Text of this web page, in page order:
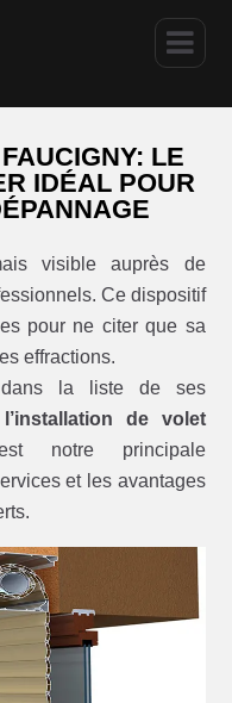
LE
IDÉAL POUR
visible auprès de
Ce dispositif
pour ne citer que sa
effractions.
la liste de ses
de volet
notre principale
et les avantages